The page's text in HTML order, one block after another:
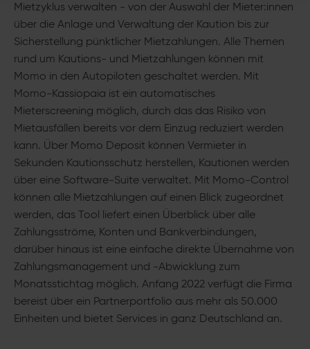
Mietzyklus verwalten - von der Auswahl der Mieter:innen
über die Anlage und Verwaltung der Kaution bis zur
Sicherstellung pünktlicher Mietzahlungen. Alle Themen
rund um Kautions- und Mietzahlungen können mit
Momo in den Autopiloten geschaltet werden. Mit
Momo-Kassiopaia ist ein automatisches
Mieterscreening möglich, durch das das Risiko von
Mietausfällen bereits vor dem Einzug reduziert werden
kann. Über Momo Deposit können Vermieter in
Sekunden Kautionsschutz herstellen, Kautionen werden
über eine Software-Suite verwaltet. Mit Momo-Control
können alle Mietzahlungen auf einen Blick zugeordnet
werden, das Tool liefert einen Überblick über alle
Zahlungsströme, Konten und Bankverbindungen,
darüber hinaus ist eine einfache direkte Übernahme von
Zahlungsmanagement und -Abwicklung zum
Monatsstichtag möglich. Anfang 2022 verfügt die Firma
bereist über ein Partnerportfolio aus mehr als 50.000
Einheiten und bietet Services in ganz Deutschland an.